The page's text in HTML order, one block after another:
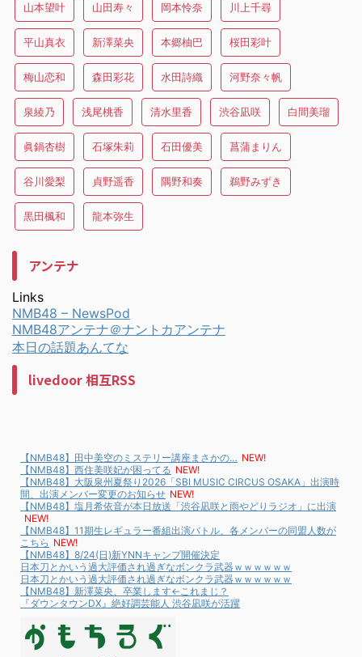
山本望叶 山田寿々 岡本怜奈 川上千尋
平山真衣 新澤菜央 本郷柚巴 桜田彩叶
梅山恋和 森田彩花 水田詩織 河野奈々帆
泉綾乃 浅尾桃香 清水里香 渋谷凪咲 白間美瑠
眞鍋杏樹 石塚朱莉 石田優美 菖蒲まりん
谷川愛梨 貞野遥香 隅野和奏 鵜野みずき
黒田楓和 龍本弥生
アンテナ
Links
NMB48 – NewsPod
NMB48アンテナ＠ナントカアンテナ
本日の話題あんてな
livedoor 相互RSS
【NMB48】田中美空のミステリー講座まさかの… NEW!
【NMB48】西住美咲妃が困ってる NEW!
【NMB48】大阪泉州夏祭り2026「SBI MUSIC CIRCUS OSAKA」出演時
間、出演メンバー変更のお知らせ NEW!
【NMB48】塩月希依音が本日放送「渋谷凪咲と雨やどりラジオ」に出演
NEW!
【NMB48】11期生レギュラー番組出演バトル、各メンバーの同盟人数が
こちら NEW!
【NMB48】8/24(日)新YNNキャンプ開催決定
日本刀とかいう過大評価され過ぎなボンクラ武器ｗｗｗｗｗｗ
日本刀とかいう過大評価され過ぎなボンクラ武器ｗｗｗｗｗｗ
【NMB48】新澤菜央、卒業します←これまじ？
『ダウンタウンDX』絶好調芸能人 渋谷凪咲が活躍